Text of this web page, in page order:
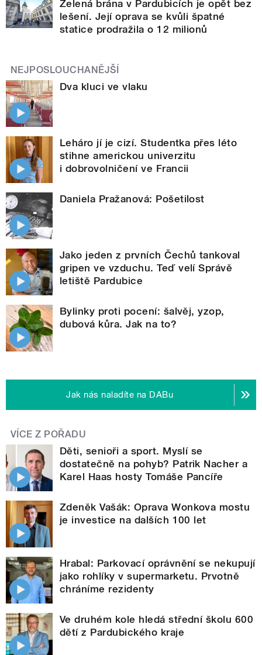
Zelená brána v Pardubicích je opět bez
lešení. Její oprava se kvůli špatné
statice prodražila o 12 milionů
NEJPOSLOUCHANĚJŠÍ
Dva kluci ve vlaku
Leháro jí je cizí. Studentka přes léto
stihne americkou univerzitu
i dobrovolničení ve Francii
Daniela Pražanová: Pošetilost
Jako jeden z prvních Čechů tankoval
gripen ve vzduchu. Teď velí Správě
letiště Pardubice
Bylinky proti pocení: šalvěj, yzop,
dubová kůra. Jak na to?
Jak nás naladíte na DABu
VÍCE Z POŘADU
Děti, senioři a sport. Myslí se
dostatečně na pohyb? Patrik Nacher a
Karel Haas hosty Tomáše Pancíře
Zdeněk Vašák: Oprava Wonkova mostu
je investice na dalších 100 let
Hrabal: Parkovací oprávnění se nekupují
jako rohlíky v supermarketu. Prvotně
chráníme rezidenty
Ve druhém kole hledá střední školu 600
dětí z Pardubického kraje